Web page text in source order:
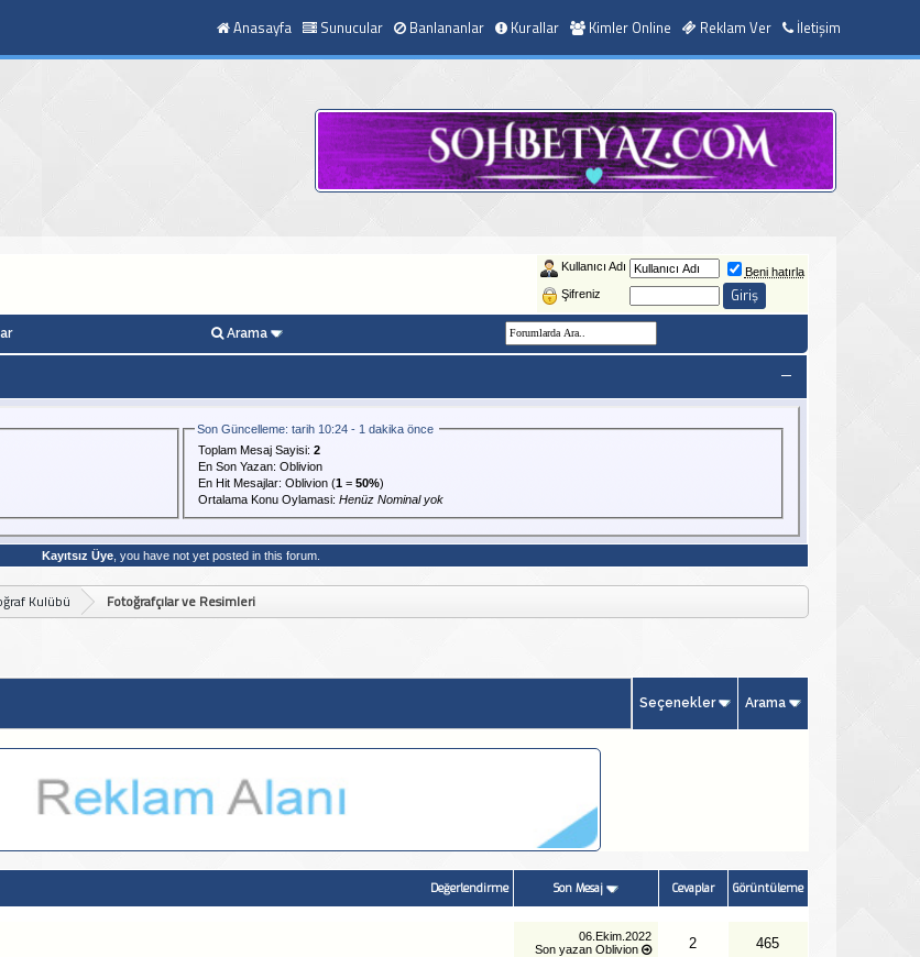
Anasayfa Sunucular Banlananlar Kurallar Kimler Online Reklam Ver İletişim
Kullanıcı Adı
Beni hatırla
Şifreniz
Arama
Son Güncelleme: tarih 10:24 - 1 dakika önce
Toplam Mesaj Sayisi: 2
En Son Yazan: Oblivion
En Hit Mesajlar: Oblivion(1= 50%)
Ortalama Konu Oylamasi: Henüz Nominal yok
Kayıtsız Üye, you have not yet posted in this forum.
Kulübü Fotoğrafçılar ve Resimleri
Seçenekler Arama
Değerlendirme Son Mesaj Cevaplar Görüntüleme
06.Ekim.2022
Son yazan Oblivion 2 465